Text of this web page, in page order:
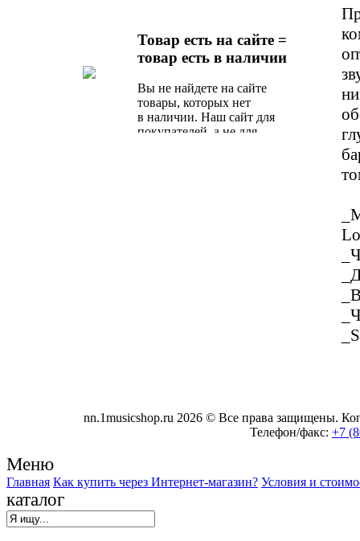
он получает оптимальное
по стоимости и качеству
предложение от наших
Товар есть на сайте =
товар есть в наличии
Вы не найдете на сайте
товары, которых нет
в наличии. Наш сайт для
покупателей, а не для
nn.1musicshop.ru 2026 © Все права защищены.
Телефон/факс: +7
Меню
Главная Как купить через Интернет-магазин? Условия и
каталог